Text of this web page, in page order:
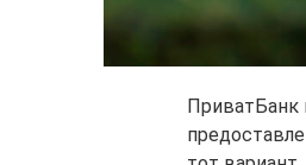
ПриватБанк